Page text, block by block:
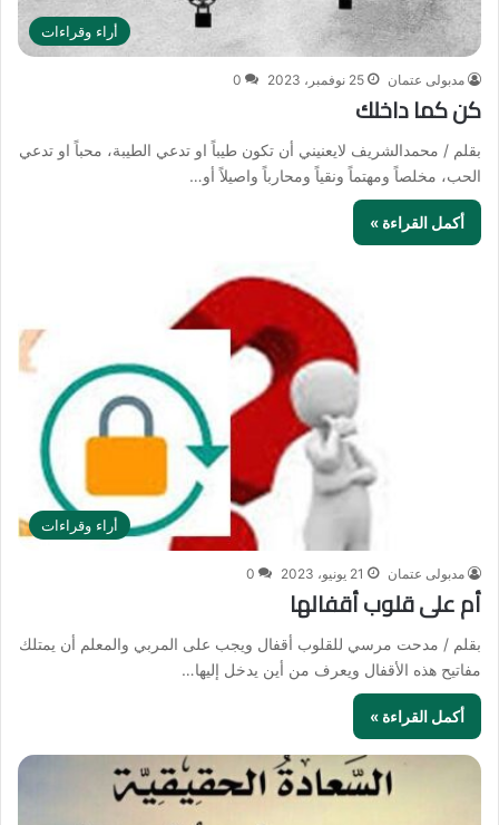
أراء وقراءات
مدبولى عتمان 25 نوفمبر، 2023 0
كن كما داخلك
بقلم / محمدالشريف لايعنيني أن تكون طيباً او تدعي الطيبة، محباً او تدعي
الحب، مخلصاً ومهتماً ونقياً ومحارباً واصيلاً أو…
أكمل القراءة »
أراء وقراءات
مدبولى عتمان 21 يونيو، 2023 0
أم على قلوب أقفالها
بقلم / مدحت مرسي للقلوب أقفال ويجب على المربي والمعلم أن يمتلك
مفاتيح هذه الأقفال ويعرف من أين يدخل إليها…
أكمل القراءة »